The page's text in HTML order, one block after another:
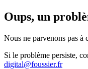
Oups, un
Nous ne parvenons pas à
Si le problème persiste,
digital@foussier.fr